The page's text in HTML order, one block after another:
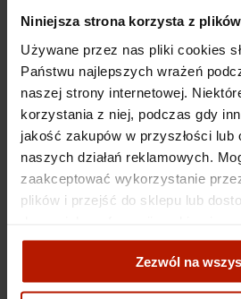
Niniejsza strona korzysta z
Używane przez nas pliki cookies
Państwu najlepszych wrażeń
naszej strony internetowej.
korzystania z niej, podczas gdy
jakość zakupów w przyszłości
naszych działań reklamowych.
zaakceptować wykorzystanie
plików i przejść do sklepu lub
zgody".
Więcej o plikach cookies
Zezwól na
REKLAMACJA
Zgłoszenia reklamacyjne w zakresie
Modern z tytułu niezgodności
umową należy zgłaszać pod adres
online@desamodern.pl
, pisemnie
DESA Modern